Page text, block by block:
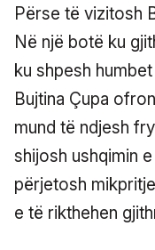
Përse të vizitosh
Në një botë ku
ku shpesh
Bujtina Çupa
mund të ndjesh
shijosh ushqimin
përjetosh
e të rikthehen